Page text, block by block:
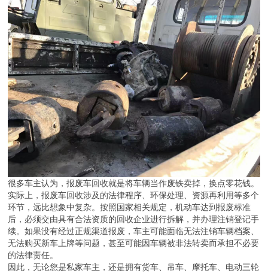
很多车主认为，报废车回收就是将车辆当作废铁卖掉，换点零花钱。
实际上，报废车回收涉及的法律程序、环保处理、资源再利用等多个
环节，远比想象中复杂。按照国家相关规定，机动车达到报废标准
后，必须交由具有合法资质的回收企业进行拆解，并办理注销登记手
续。如果没有经过正规渠道报废，车主可能面临无法注销车辆档案、
无法购买新车上牌等问题，甚至可能因车辆被非法转卖而承担不必要
的法律责任。
因此，无论您是私家车主，还是拥有货车、吊车、摩托车、电动三轮